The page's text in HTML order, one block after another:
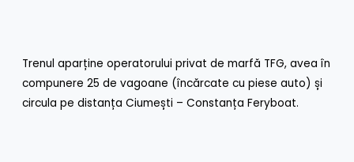
Trenul aparține operatorului privat de marfă TFG, avea în
compunere 25 de vagoane (încărcate cu piese auto) și
circula pe distanța Ciumești – Constanța Feryboat.